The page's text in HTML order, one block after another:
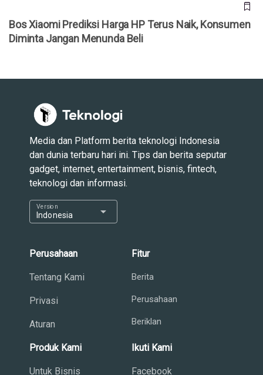
Bos Xiaomi Prediksi Harga HP Terus Naik, Konsumen
Diminta Jangan Menunda Beli
Media dan Platform berita teknologi Indonesia
dan dunia terbaru hari ini. Tips dan berita seputar
gadget, internet, entertainment, bisnis, fintech,
teknologi dan informasi.
Indonesia
Version arrow_drop_down
Perusahaan
Tentang Kami
Privasi
Aturan
Fitur
Berita
Perusahaan
Beriklan
Produk Kami
Untuk Bisnis
Ikuti Kami
Facebook